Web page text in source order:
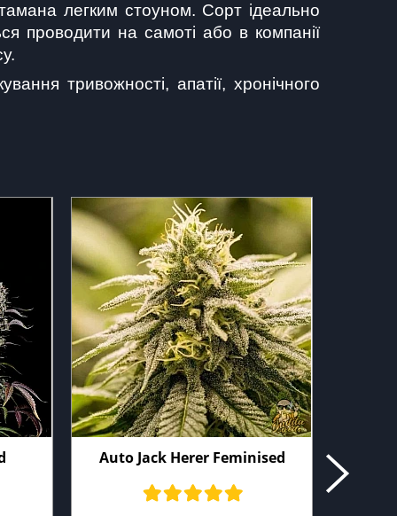
легким стоуном. Сорт ідеально
проводити на самоті або в компанії
тривожності, апатії, хронічного
Auto Jack Herer Feminised